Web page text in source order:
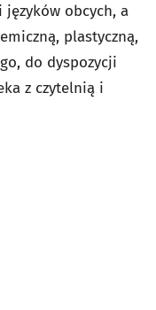
obcych, a
plastyczną,
do dyspozycji
z czytelnią i